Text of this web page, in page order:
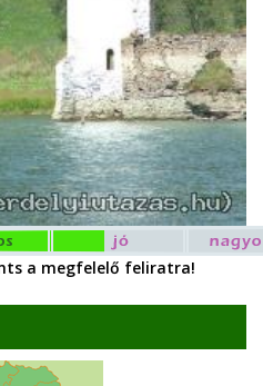
a megfelelő feliratra!